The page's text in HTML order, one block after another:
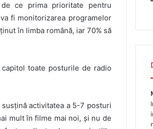
ce prima prioritate pentru
fi monitorizarea programelor
în limba română, iar 70% să
toate posturile de radio
activitatea a 5-7 posturi
mult în filme mai noi, și nu de